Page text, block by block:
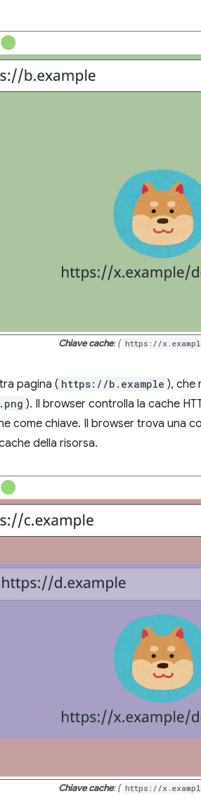
Chiave cache: { https://
pagina ( https://b.example ), che
). Il browser controlla la cache
come chiave. Il browser trova una
della risorsa.
Chiave cache: { https://